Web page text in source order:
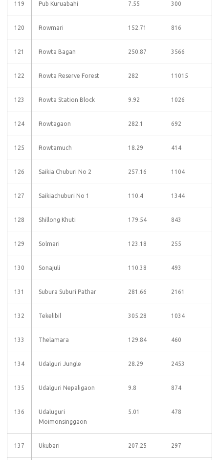
119 Pub Kuruabahi 7.55 300
120 Rowmari 152.71 816
121 Rowta Bagan 250.87 3566
122 Rowta Reserve Forest 282 11015
123 Rowta Station Block 9.92 1026
124 Rowtagaon 282.1 692
125 Rowtamuch 18.29 414
126 Saikia Chuburi No 2 257.16 1104
127 Saikiachuburi No 1 110.4 1344
128 Shillong Khuti 179.54 843
129 Solmari 123.18 255
130 Sonajuli 110.38 493
131 Subura Suburi Pathar 281.66 2161
132 Tekelibil 305.28 1034
133 Thelamara 129.84 460
134 Udalguri Jungle 28.29 2453
135 Udalguri Nepaligaon 9.8 874
136
Udaluguri
Moimonsinggaon
5.01 478
137 Ukubari 207.25 297